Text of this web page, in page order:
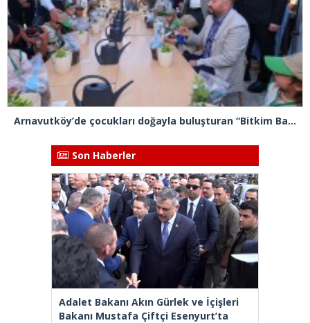
Arnavutköy’de çocukları doğayla buluşturan “Bitkim Bana Emanet” projesini hayata geçirildi
Son Haberler
Adalet Bakanı Akın Gürlek ve İçişleri
Bakanı Mustafa Çiftçi Esenyurt’ta